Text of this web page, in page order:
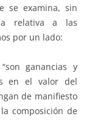
se examina, sin
relativa a las
por un lado:
ganancias y
en el valor del
de manifiesto
composición de